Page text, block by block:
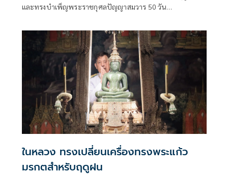
และทรงบำเพ็ญพระราชกุศลปัญญาสมวาร 50 วัน
หนังสือที่ระลึก 50 วัน แก่ผู้เข้าร่วมพิธี
ในหลวง ทรงเปลี่ยนเครื่องทรงพระแก้ว
มรกตสำหรับฤดูฝน